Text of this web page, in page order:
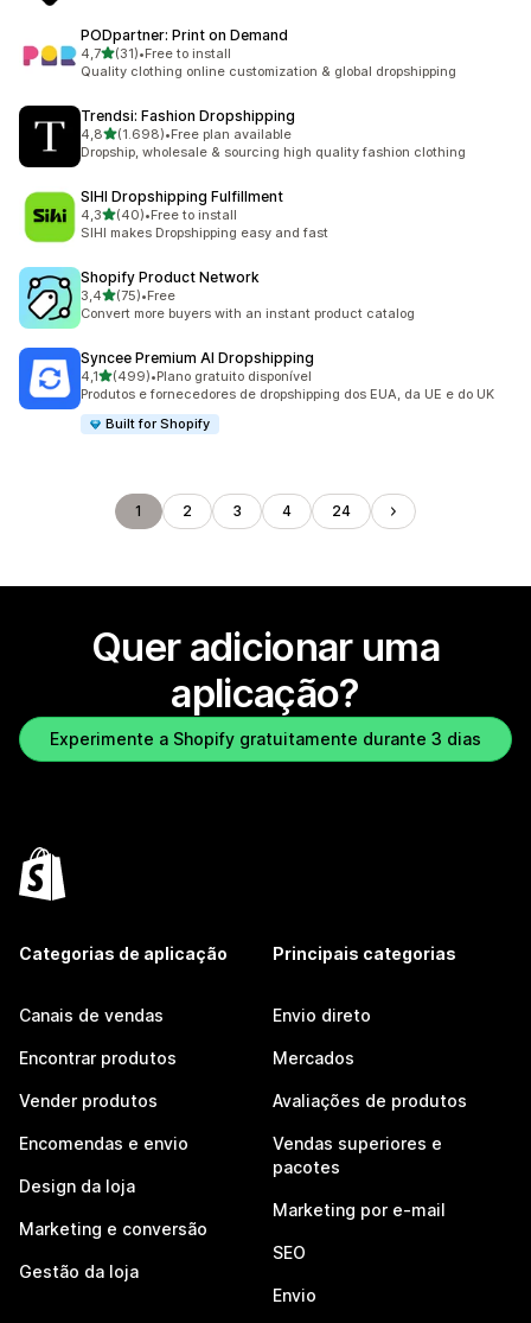
PODpartner: Print on Demand
4,7de 5 estrelas
(31)
31 total de avaliações
•Free to install
Quality clothing online customization & global dropshipping
Trendsi: Fashion Dropshipping
4,8de 5 estrelas
(1.698)
1698 total de avaliações
•Free plan available
Dropship, wholesale & sourcing high quality fashion clothing
SIHI Dropshipping Fulfillment
4,3de 5 estrelas
(40)
40 total de avaliações
•Free to install
SIHI makes Dropshipping easy and fast
Shopify Product Network
3,4de 5 estrelas
(75)
75 total de avaliações
•Free
Convert more buyers with an instant product catalog
Syncee Premium AI Dropshipping
4,1de 5 estrelas
(499)
499 total de avaliações
•Plano gratuito disponível
Produtos e fornecedores de dropshipping dos EUA, da UE e do UK
Built for Shopify
1 2 3 4 24
Quer adicionar uma
aplicação?
Experimente a Shopify gratuitamente durante 3 dias
Categorias de aplicação
Canais de vendas
Encontrar produtos
Vender produtos
Encomendas e envio
Design da loja
Marketing e conversão
Gestão da loja
Principais categorias
Envio direto
Mercados
Avaliações de produtos
Vendas superiores e
pacotes
Marketing por e-mail
SEO
Envio